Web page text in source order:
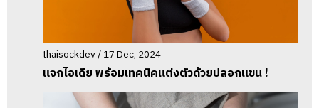
thaisockdev / 17 Dec, 2024
แจกไอเดีย พร้อมเทคนิคแต่งตัวด้วยปลอกแขน !